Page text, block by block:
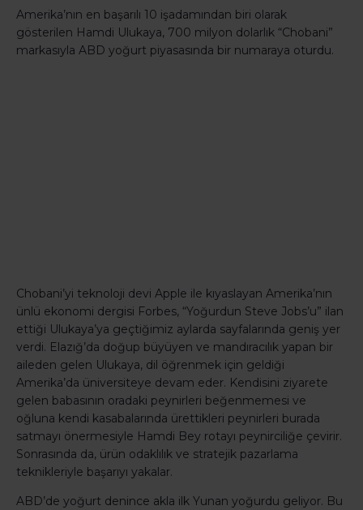
Amerika’nın en başarılı 10 işadamından biri olarak
gösterilen Hamdi Ulukaya, 700 milyon dolarlık “Chobani”
markasıyla ABD yoğurt piyasasında bir numaraya oturdu.
Chobani’yi teknoloji devi Apple ile kıyaslayan Amerika’nın
ünlü ekonomi dergisi Forbes, “Yoğurdun Steve Jobs’u” ilan
ettiği Ulukaya’ya geçtiğimiz aylarda sayfalarında geniş yer
verdi. Elazığ’da doğup büyüyen ve mandıracılık yapan bir
aileden gelen Ulukaya, dil öğrenmek için geldiği
Amerika’da üniversiteye devam eder. Kendisini ziyarete
gelen babasının oradaki peynirleri beğenmemesi ve
oğluna kendi kasabalarında ürettikleri peynirleri burada
satmayı önermesiyle Hamdi Bey rotayı peynirciliğe çevirir.
Sonrasında da, ürün odaklılık ve stratejik pazarlama
teknikleriyle başarıyı yakalar.
ABD’de yoğurt denince akla ilk Yunan yoğurdu geliyor. Bu